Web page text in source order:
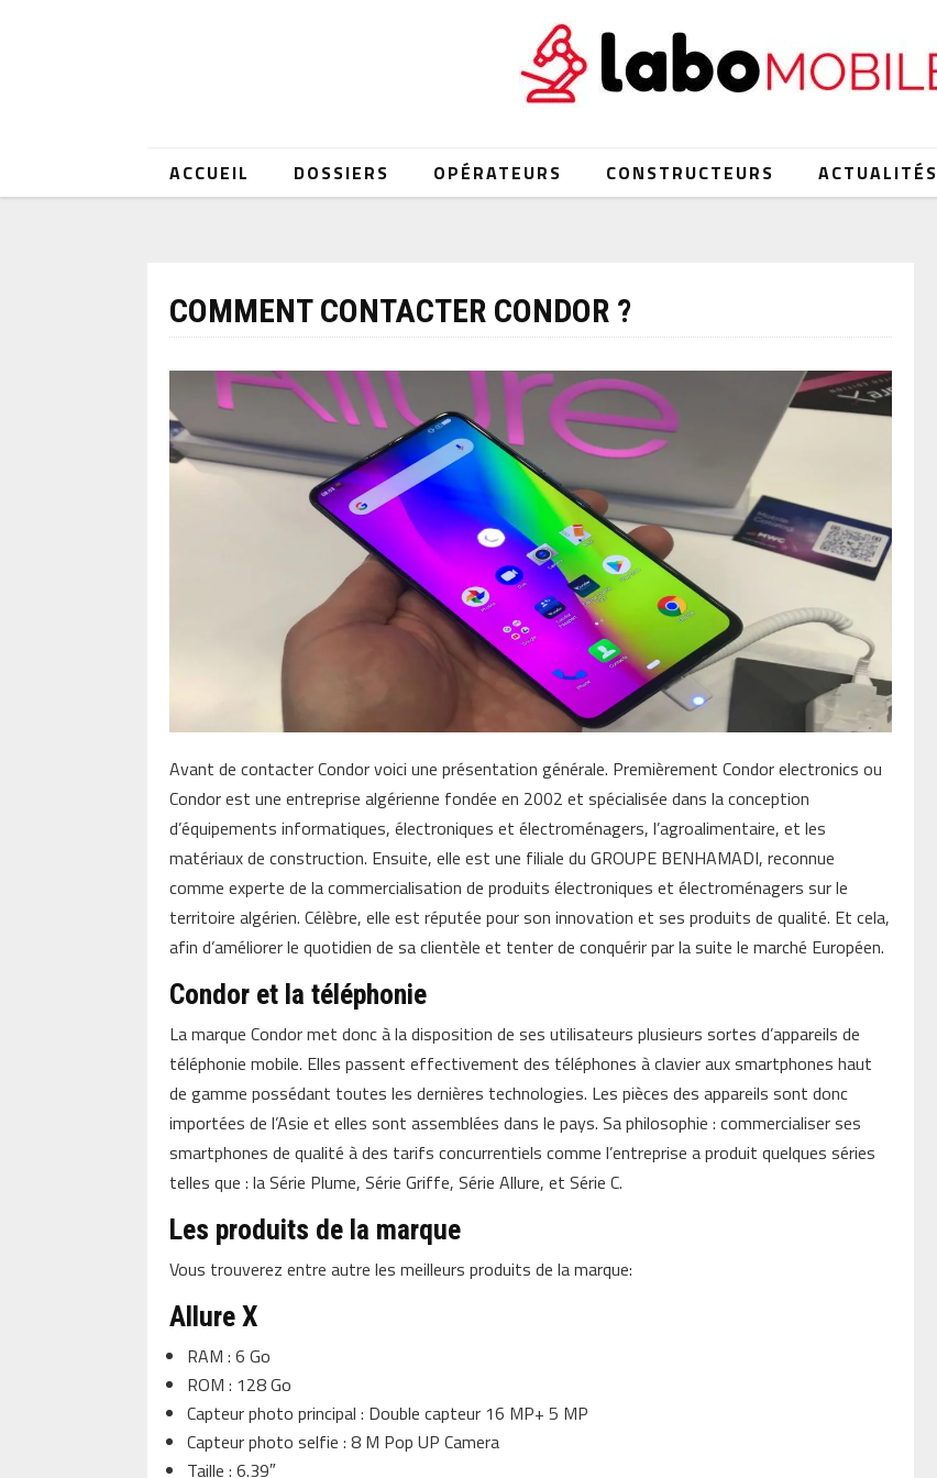
ACCUEIL DOSSIERS OPÉRATEURS CONSTRUCTEURS ACTUALITÉS
COMMENT CONTACTER CONDOR ?
Avant de contacter Condor voici une présentation générale. Premièrement Condor electronics ou
Condor est une entreprise algérienne fondée en 2002 et spécialisée dans la conception
d’équipements informatiques, électroniques et électroménagers, l’agroalimentaire, et les
matériaux de construction. Ensuite, elle est une filiale du GROUPE BENHAMADI, reconnue
comme experte de la commercialisation de produits électroniques et électroménagers sur le
territoire algérien. Célèbre, elle est réputée pour son innovation et ses produits de qualité. Et cela,
afin d’améliorer le quotidien de sa clientèle et tenter de conquérir par la suite le marché Européen.
Condor et la téléphonie
La marque Condor met donc à la disposition de ses utilisateurs plusieurs sortes d’appareils de
téléphonie mobile. Elles passent effectivement des téléphones à clavier aux smartphones haut
de gamme possédant toutes les dernières technologies. Les pièces des appareils sont donc
importées de l’Asie et elles sont assemblées dans le pays. Sa philosophie : commercialiser ses
smartphones de qualité à des tarifs concurrentiels comme l’entreprise a produit quelques séries
telles que : la Série Plume, Série Griffe, Série Allure, et Série C.
Les produits de la marque
Vous trouverez entre autre les meilleurs produits de la marque:
Allure X
RAM : 6 Go
ROM : 128 Go
Capteur photo principal : Double capteur 16 MP+ 5 MP
Capteur photo selfie : 8 M Pop UP Camera
Taille : 6.39″